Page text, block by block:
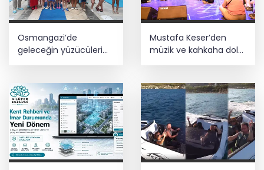
Osmangazi’de
geleceğin yüzücüleri
sertifikalarını aldı
Mustafa Keser’den
müzik ve kahkaha dolu
gece